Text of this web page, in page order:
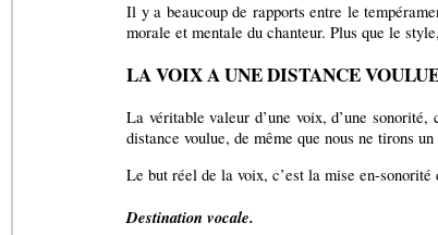
Il y a beaucoup de rapports entre le
morale et mentale du chanteur. Plus que le
LA VOIX A UNE DISTANCE
La véritable valeur d’une voix, d’une
distance voulue, de même que nous ne tirons
Le but réel de la voix, c’est la mise en-sonorité
Destination vocale.